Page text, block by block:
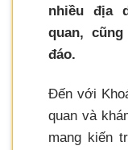
nhiều địa
quan,
đáo.
Đến với
quan và
mang kiến